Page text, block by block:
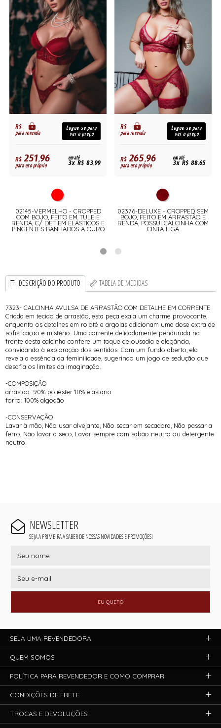
R$
para revenda
Logue-se para
ver o preço
R$251,96
para uso próprio
em até
3x R$ 83,99
02145-VERMELHO - CROPPED
COM BOJO, FEITO EM TULE E
RENDA, C/ DET EM ELÁSTICOS E
PINGENTES BANHADOS A OURO
R$
para revenda
Logue-se para
ver o preço
R$265,96
para uso próprio
em até
3x R$ 88,65
02376-DELUXE - CROPPED SEM
BOJO, FEITO EM ARRASTÃO E
RENDA, POSSUI CALCINHA COM
CINTA LIGA
DESCRIÇÃO DO PRODUTO TABELA DE MEDIDAS
7323- CALCINHA AVULSA DE ARRASTÃO COM DETALHE EM CORRENTE
Criada em tecido de arrastão, esta peça exala um charme provocante,
enquanto os detalhes em rolotê e argolas adicionam uma dose extra de
sofisticação e mistério. Uma corrente delicadamente pendurada na
frente desta calcinha confere um toque de ousadia e elegância,
convidando à exploração dos sentidos. Com um fundo aberto, ela
revela a essência da feminilidade, sugerindo um jogo de sedução que
desafia os limites da imaginação.
-COMPOSIÇÃO
arrastão: 90% poliéster 10% elastano
forro: 100% algodão
-CONSERVAÇÃO
Lavar à mão, Não usar alvejante, Não secar em secadora, Não passar a
ferro, Não lavar a seco, Lavar sempre com sabão neutro ou detergente
neutro.
NEWSLETTER
SEJA A PRIMEIRA A SABER DE NOSSAS NOVIDADES E PROMOÇÕES!
EU QUERO
SEJA UMA REVENDEDORA
QUEM SOMOS
POLÍTICA PARA REVENDEDOR E COMO COMPRAR
CONDIÇÕES DE FRETE
TROCAS E DEVOLUÇÕES